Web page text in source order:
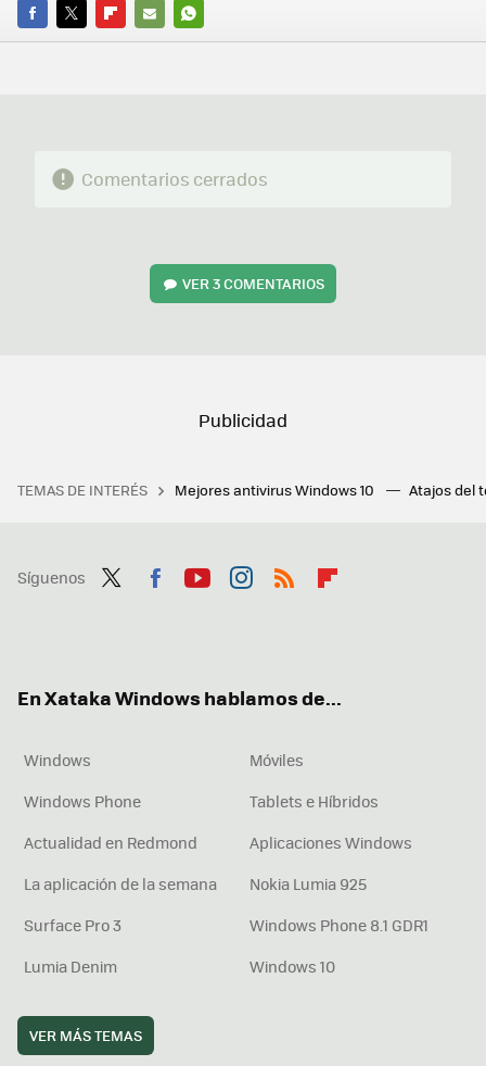
FACEBOOK
TWITTERFLIPBOARD
E-
WHATSAPP
Comentarios cerrados
VER3 COMENTARIOS
TEMAS DE INTERÉS Mejores antivirus Windows 10 Atajos del
Síguenos
En Xataka Windows hablamos de...
Windows
Móviles
Windows Phone
Tablets e Híbridos
Actualidad en Redmond
Aplicaciones Windows
La aplicación de la semana
Nokia Lumia 925
Surface Pro 3
Windows Phone 8.1 GDR1
Lumia Denim
Windows 10
VER MÁS TEMAS